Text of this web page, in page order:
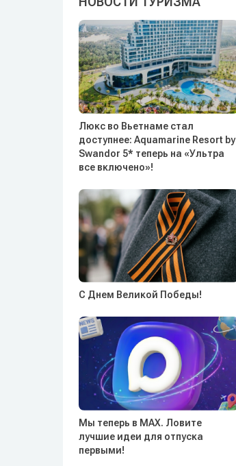
Люкс во Вьетнаме стал
доступнее: Aquamarine Resort by
Swandor 5* теперь на «Ультра
все включено»!
С Днем Великой Победы!
Мы теперь в MAX. Ловите
лучшие идеи для отпуска
первыми!